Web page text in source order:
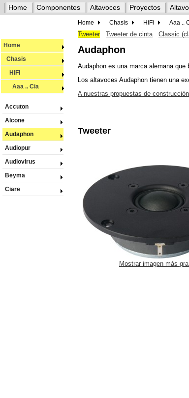
Home Componentes Altavoces Proyectos
Home Chasis HiFi Aaa ..
Home
Chasis
HiFi
Aaa .. Cia
Accuton
Alcone
Audaphon
Audiopur
Audiovirus
Beyma
Ciare
Tweeter Tweeter de cinta Classic
Audaphon
Audaphon es una marca alemana
Los altavoces Audaphon tienen una
A nuestras propuestas de
Tweeter
Mostrar imagen más